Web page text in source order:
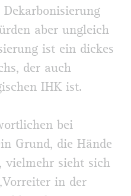
Dekarbonisierung
aber ungleich
ist ein dickes
der auch
IHK ist.
bei
Grund, die Hände
vielmehr sieht sich
in der